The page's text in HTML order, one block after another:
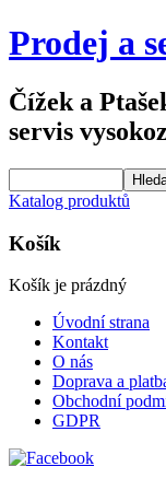
Prodej a
Čížek a
servis
Katalog produktů
Košík
Košík je prázdný
Úvodní strana
Kontakt
O nás
Doprava a
Obchodní
GDPR